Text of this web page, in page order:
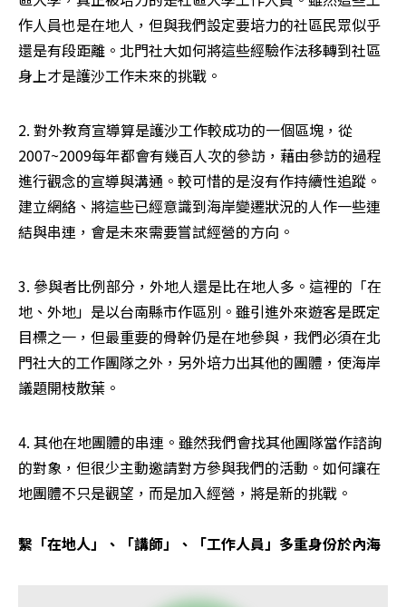
作人員也是在地人，但與我們設定要培力的社區民眾似乎
還是有段距離。北門社大如何將這些經驗作法移轉到社區
身上才是護沙工作未來的挑戰。
2. 對外教育宣導算是護沙工作較成功的一個區塊，從
2007~2009每年都會有幾百人次的參訪，藉由參訪的過程
進行觀念的宣導與溝通。較可惜的是沒有作持續性追蹤。
建立網絡、將這些已經意識到海岸變遷狀況的人作一些連
結與串連，會是未來需要嘗試經營的方向。
3. 參與者比例部分，外地人還是比在地人多。這裡的「在
地、外地」是以台南縣市作區別。雖引進外來遊客是既定
目標之一，但最重要的骨幹仍是在地參與，我們必須在北
門社大的工作團隊之外，另外培力出其他的團體，使海岸
議題開枝散葉。
4. 其他在地團體的串連。雖然我們會找其他團隊當作諮詢
的對象，但很少主動邀請對方參與我們的活動。如何讓在
地團體不只是觀望，而是加入經營，將是新的挑戰。
繫「在地人」、「講師」、「工作人員」多重身份於內海